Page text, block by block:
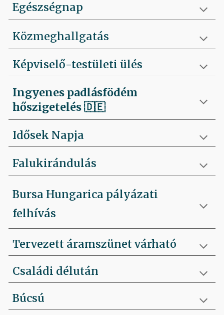
Egészségnap
Közmeghallgatás
Képviselő-testületi ülés
Ingyenes padlásfödém
hőszigetelés🇩🇪
Idősek Napja
Falukirándulás
Bursa Hungarica pályázati
felhívás
Tervezett áramszünet várható
Családi délután
Búcsú